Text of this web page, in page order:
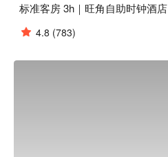
标准客房 3h｜旺角自助时钟酒店
4.8 (783)